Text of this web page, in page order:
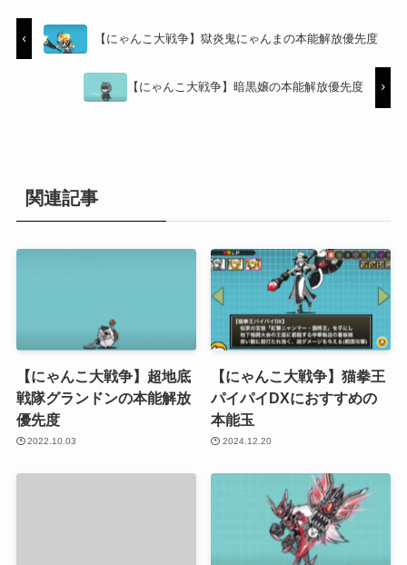
【にゃんこ大戦争】獄炎鬼にゃんまの本能解放優先度
【にゃんこ大戦争】暗黒嬢の本能解放優先度
関連記事
【にゃんこ大戦争】超地底
戦隊グランドンの本能解放
優先度
2022.10.03
【にゃんこ大戦争】猫拳王
パイパイDXにおすすめの
本能玉
2024.12.20